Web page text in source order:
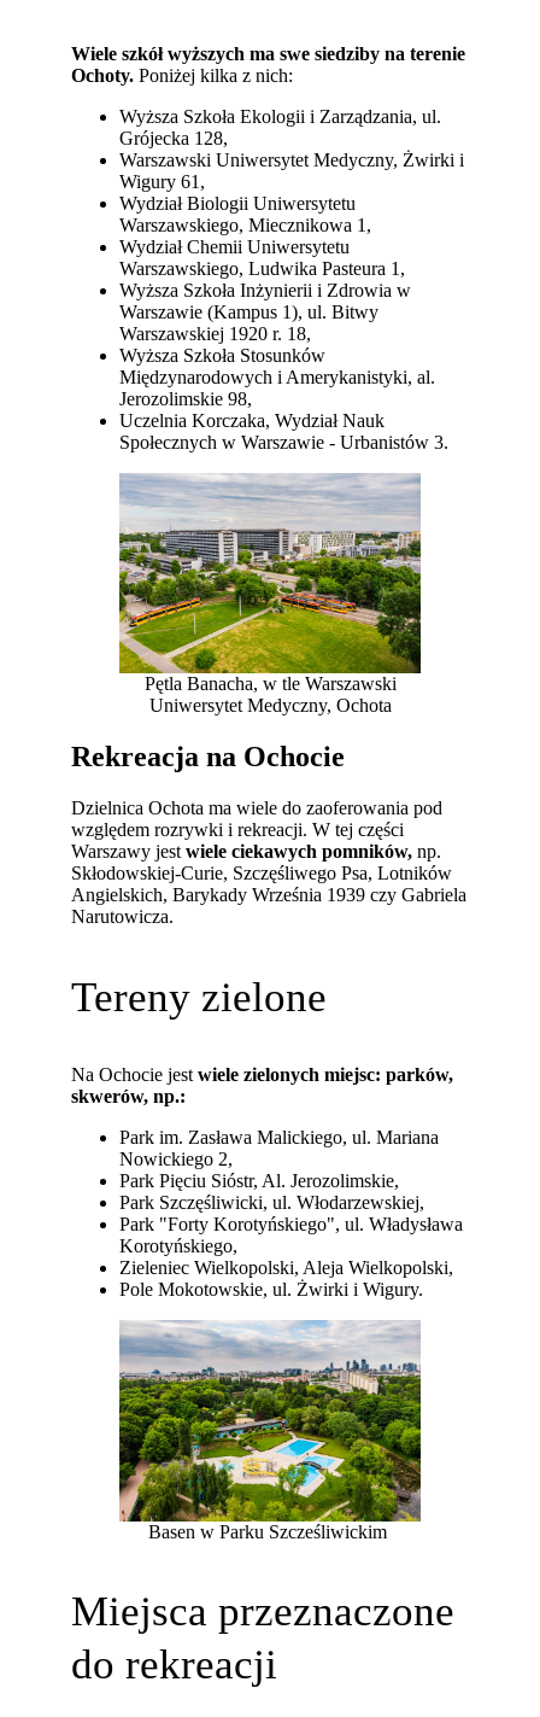
Wiele szkół wyższych ma swe siedziby na terenie
Ochoty. Poniżej kilka z nich:
Wyższa Szkoła Ekologii i Zarządzania, ul.
Grójecka 128,
Warszawski Uniwersytet Medyczny, Żwirki i
Wigury 61,
Wydział Biologii Uniwersytetu
Warszawskiego, Miecznikowa 1,
Wydział Chemii Uniwersytetu
Warszawskiego, Ludwika Pasteura 1,
Wyższa Szkoła Inżynierii i Zdrowia w
Warszawie (Kampus 1), ul. Bitwy
Warszawskiej 1920 r. 18,
Wyższa Szkoła Stosunków
Międzynarodowych i Amerykanistyki, al.
Jerozolimskie 98,
Uczelnia Korczaka, Wydział Nauk
Społecznych w Warszawie - Urbanistów 3.
Pętla Banacha, w tle Warszawski
Uniwersytet Medyczny, Ochota
Rekreacja na Ochocie
Dzielnica Ochota ma wiele do zaoferowania pod
względem rozrywki i rekreacji. W tej części
Warszawy jestwiele ciekawych pomników, np.
Skłodowskiej-Curie, Szczęśliwego Psa, Lotników
Angielskich, Barykady Września 1939 czy Gabriela
Narutowicza.
Tereny zielone
Na Ochocie jest wiele zielonych miejsc: parków,
skwerów, np.:
Park im. Zasława Malickiego, ul. Mariana
Nowickiego 2,
Park Pięciu Sióstr, Al. Jerozolimskie,
Park Szczęśliwicki, ul. Włodarzewskiej,
Park "Forty Korotyńskiego", ul. Władysława
Korotyńskiego,
Zieleniec Wielkopolski, Aleja Wielkopolski,
Pole Mokotowskie, ul. Żwirki i Wigury.
Basen w Parku Szcześliwickim
Miejsca przeznaczone
do rekreacji